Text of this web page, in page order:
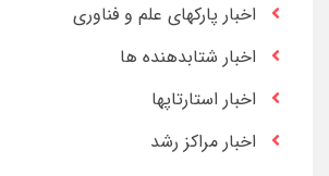
اخبار پارکهای علم و فناوری
اخبار شتابدهنده ها
اخبار استارتاپها
اخبار مراکز رشد